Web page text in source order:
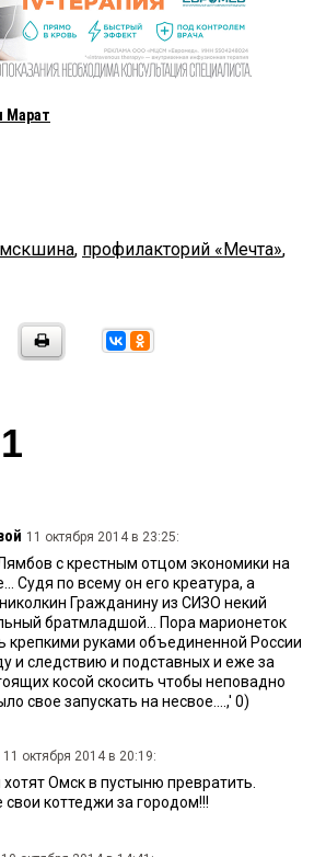
Марат
, профилакторий «Мечта»,
1
11 октября 2014 в 23:25:
с крестным отцом экономики на
Судя по всему он его креатура, а
Гражданину из СИЗО некий
братмладшой... Пора марионеток
крепкими руками объединенной России
и следствию и подставных и еже за
косой скосить чтобы неповадно
свое запускать на несвое....,' 0)
11 октября 2014 в 20:19:
Омск в пустыню превратить.
свои коттеджи за городом!!!